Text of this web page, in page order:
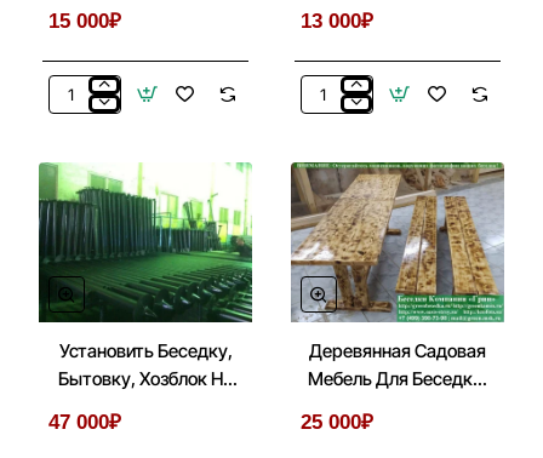
15 000₽
Глухая
Кровлю
Для
Беседок,
Бытовок,
Хозблоков
3х3
13 000₽
Заменить
Металлочерепицу
В
Беседках
3х3
Установить Беседку,
Бытовку, Хозблок На
47 000₽
Деревянная Садовая
Мебель Для Беседки,
25 000₽